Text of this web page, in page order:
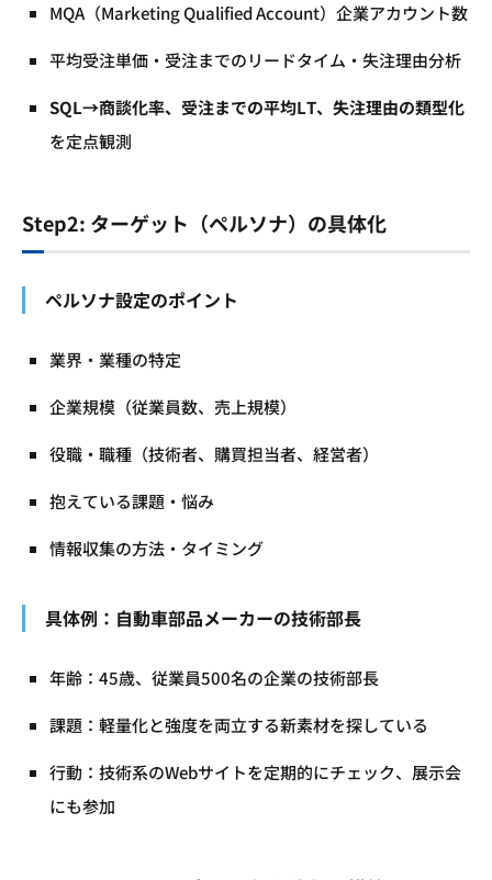
MQA（Marketing Qualified Account）企業アカウント数
平均受注単価・受注までのリードタイム・失注理由分析
SQL→商談化率、受注までの平均LT、失注理由の類型化
を定点観測
Step2: ターゲット（ペルソナ）の具体化
ペルソナ設定のポイント
業界・業種の特定
企業規模（従業員数、売上規模）
役職・職種（技術者、購買担当者、経営者）
抱えている課題・悩み
情報収集の方法・タイミング
具体例：自動車部品メーカーの技術部長
年齢：45歳、従業員500名の企業の技術部長
課題：軽量化と強度を両立する新素材を探している
行動：技術系のWebサイトを定期的にチェック、展示会
にも参加